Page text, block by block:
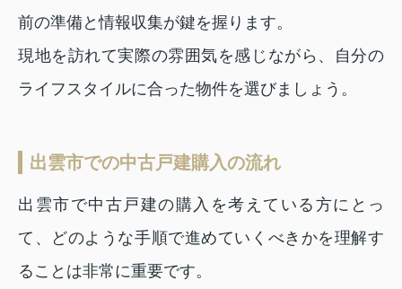
前の準備と情報収集が鍵を握ります。
現地を訪れて実際の雰囲気を感じながら、自分の
ライフスタイルに合った物件を選びましょう。
出雲市での中古戸建購入の流れ
出雲市で中古戸建の購入を考えている方にとっ
て、どのような手順で進めていくべきかを理解す
ることは非常に重要です。